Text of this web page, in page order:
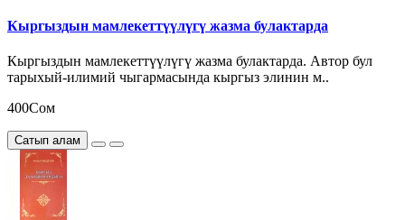
Кыргыздын мамлекеттүүлүгү жазма булактарда
Кыргыздын мамлекеттүүлүгү жазма булактарда. Автор бул
тарыхый-илимий чыгармасында кыргыз элинин м..
400Сом
Сатып алам